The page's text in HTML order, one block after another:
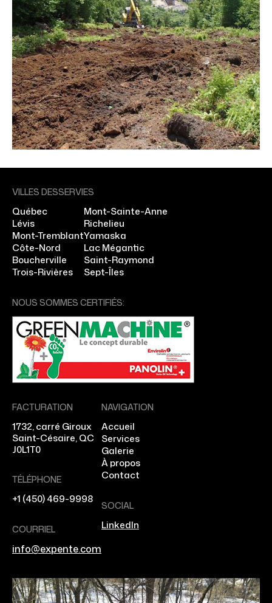
VILLES DESSERVIES
Québec
Lévis
Mont-Tremblant
Côte-Nord
Boucherville
Trois-Rivières
Mont-Sainte-Anne
Richelieu
Yamaska
Lac Mégantic
Saint-Raymond
Sept-Îles
NOUS SOMMES CERTIFIÉS:
FACTURATION
1732, carré Giroux
Saint-Césaire, QC
J0L1T0
TÉLÉPHONE
+1 (450) 469-9998
COURRIEL
info@expente.com
NAVIGATION
Accueil
Services
Galerie
À propos
Contact
SOCIAL
LinkedIn